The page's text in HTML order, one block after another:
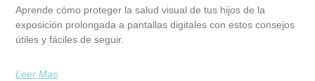
Aprende cómo proteger la salud visual de tus hijos de la
exposición prolongada a pantallas digitales con estos consejos
útiles y fáciles de seguir.
Leer Mas